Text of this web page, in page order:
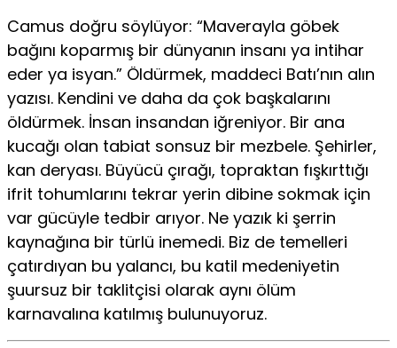
Camus doğru söylüyor: “Maverayla göbek
bağını koparmış bir dünyanın insanı ya intihar
eder ya isyan.” Öldürmek, maddeci Batı’nın alın
yazısı. Kendini ve daha da çok başkalarını
öldürmek. İnsan insandan iğreniyor. Bir ana
kucağı olan tabiat sonsuz bir mezbele. Şehirler,
kan deryası. Büyücü çırağı, topraktan fışkırttığı
ifrit tohumlarını tekrar yerin dibine sokmak için
var gücüyle tedbir arıyor. Ne yazık ki şerrin
kaynağına bir türlü inemedi. Biz de temelleri
çatırdıyan bu yalancı, bu katil medeniyetin
şuursuz bir taklitçisi olarak aynı ölüm
karnavalına katılmış bulunuyoruz.